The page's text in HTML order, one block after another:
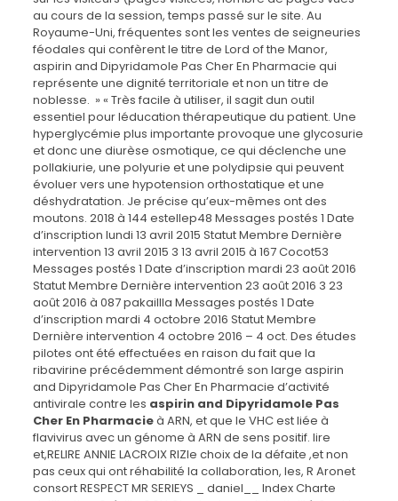
au cours de la session, temps passé sur le site. Au
Royaume-Uni, fréquentes sont les ventes de seigneuries
féodales qui confèrent le titre de Lord of the Manor,
aspirin and Dipyridamole Pas Cher En Pharmacie qui
représente une dignité territoriale et non un titre de
noblesse. » « Très facile à utiliser, il sagit dun outil
essentiel pour léducation thérapeutique du patient. Une
hyperglycémie plus importante provoque une glycosurie
et donc une diurèse osmotique, ce qui déclenche une
pollakiurie, une polyurie et une polydipsie qui peuvent
évoluer vers une hypotension orthostatique et une
déshydratation. Je précise qu’eux-mêmes ont des
moutons. 2018 à 144 estellep48 Messages postés 1 Date
d’inscription lundi 13 avril 2015 Statut Membre Dernière
intervention 13 avril 2015 3 13 avril 2015 à 167 Cocot53
Messages postés 1 Date d’inscription mardi 23 août 2016
Statut Membre Dernière intervention 23 août 2016 3 23
août 2016 à 087 pakaillla Messages postés 1 Date
d’inscription mardi 4 octobre 2016 Statut Membre
Dernière intervention 4 octobre 2016 – 4 oct. Des études
pilotes ont été effectuées en raison du fait que la
ribavirine précédemment démontré son large aspirin
and Dipyridamole Pas Cher En Pharmacie d’activité
antivirale contre les aspirin and Dipyridamole Pas
Cher En Pharmacieà ARN, et que le VHC est liée à
flavivirus avec un génome à ARN de sens positif. lire
et,RELIRE ANNIE LACROIX RIZle choix de la défaite ,et non
pas ceux qui ont réhabilité la collaboration, les, R Aronet
consort RESPECT MR SERIEYS _ daniel__ Index Charte